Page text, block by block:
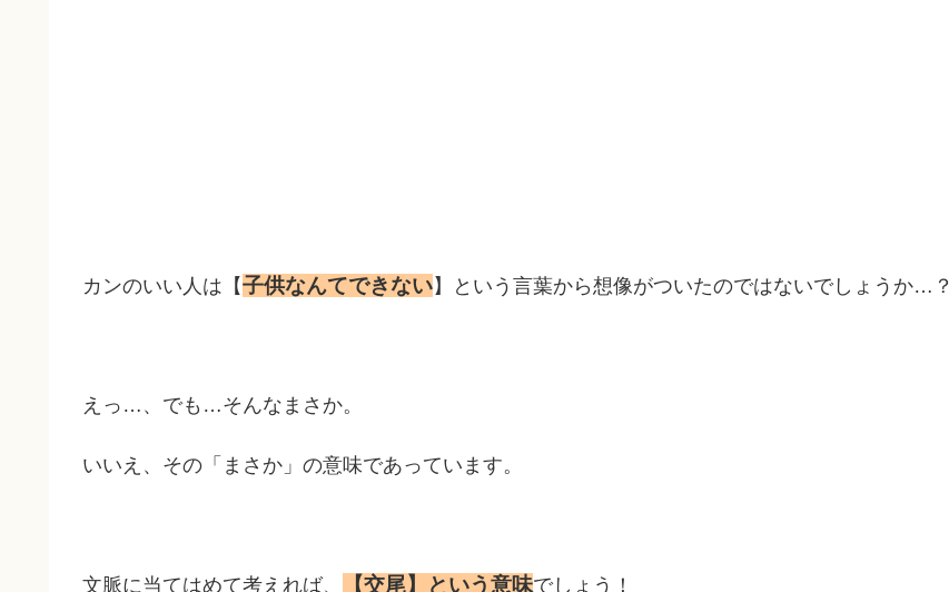
カンのいい人は【子供なんてできない】という言葉から想像がついたのではないでしょうか…？
えっ…、でも…そんなまさか。
いいえ、その「まさか」の意味であっています。
文脈に当てはめて考えれば、 【交尾】という意味でしょう！